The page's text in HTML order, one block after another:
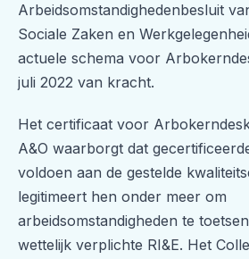
Arbeidsomstandighedenbesluit
Sociale Zaken en
actuele schema voor
juli 2022 van kracht.
Het certificaat voor
A&O waarborgt dat
voldoen aan de gestelde
legitimeert hen onder meer om
arbeidsomstandigheden te
wettelijk verplichte RI&E. Het